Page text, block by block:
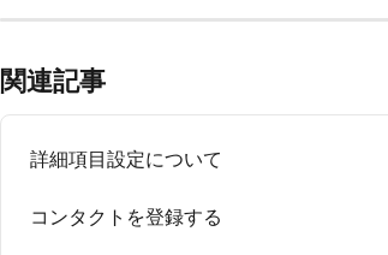
関連記事
詳細項目設定について
コンタクトを登録する